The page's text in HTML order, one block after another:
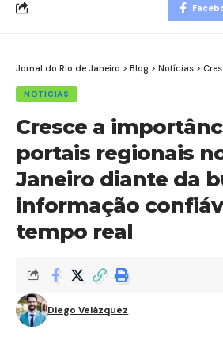
Jornal do Rio de Janeiro > Blog > Notícias > Cresce a
NOTÍCIAS
Cresce a
portais regionais
Janeiro diante da
informação
tempo real
Diego Velázquez